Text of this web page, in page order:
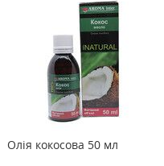
Олія кокосова 50 мл